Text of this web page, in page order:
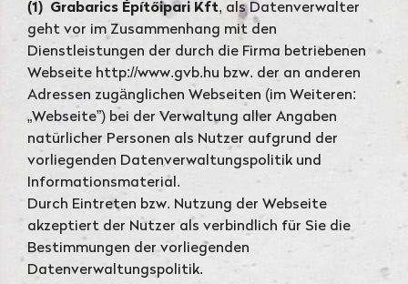
(1) Grabarics Építőipari Kft, als Datenverwalter
geht vor im Zusammenhang mit den
Dienstleistungen der durch die Firma betriebenen
Webseite http://www.gvb.hu bzw. der an anderen
Adressen zugänglichen Webseiten (im Weiteren:
„Webseite”) bei der Verwaltung aller Angaben
natürlicher Personen als Nutzer aufgrund der
vorliegenden Datenverwaltungspolitik und
Informationsmaterial.
Durch Eintreten bzw. Nutzung der Webseite
akzeptiert der Nutzer als verbindlich für Sie die
Bestimmungen der vorliegenden
Datenverwaltungspolitik.